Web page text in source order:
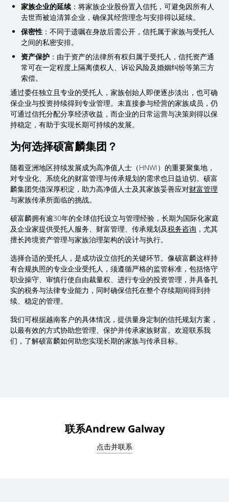
家族企业的延续：将家族企业股份置入信托，可避免因所有人
去世而被迫清算企业，确保其经营理念与安排得以延续。
保密性 ：不同于遗嘱在身故后需公开，信托属于家族与受托人
之间的私密安排。
资产保护 ：由于资产的法律所有权归属于受托人，信托资产通
常可在一定程度上隔离债权人、诉讼风险及婚姻纠纷等第三方
索偿。
通过委任独立且专业的受托人，家族创始人即便逐步淡出，也可确
保企业与投资持续得到专业管理。未直接参与经营的家族成员，仍
可通过信托分配分享经济收益，而企业的日常运营与决策则得以保
持稳定，有助于实现长期可持续的发展。
为何选择硕富麟集团？
随着亚洲地区持续发展成为高净值人士（HNWI）的重要聚集地，
对专业化、系统化的财富管理与传承规划的需求也日益迫切。硕富
麟集团凭借深厚积淀，助力高净值人士及其家族妥善应对财富管理
与家族传承所面临的挑战。
硕富麟拥有逾30年的全球信托设立与管理经验，长期为国际化家庭
及企业家提供受托人服务、财富管理、传承规划及税务咨询 ，尤其
擅长跨境资产管理与家族治理架构的设计与执行。
选择合适的受托人，是成功设立信托的关键环节。像硕富麟这样持
有合规执照的专业企业受托人，须遵循严格的监管标准，包括恪守
职业操守、审慎行使自由裁量权、进行专业的投资管理，并具备扎
实的税务与法律专业能力，同时确保信托在整个存续期间得到持
续、稳定的管理。
我们可根据越南客户的具体情况，提供量身定制的信托规划方案，
以最有效的方式协助您管理、保护并传承家族财富。欢迎联系我
们，了解硕富麟如何助您实现长期的家族与传承目标。
联系Andrew Galway
点击并联系